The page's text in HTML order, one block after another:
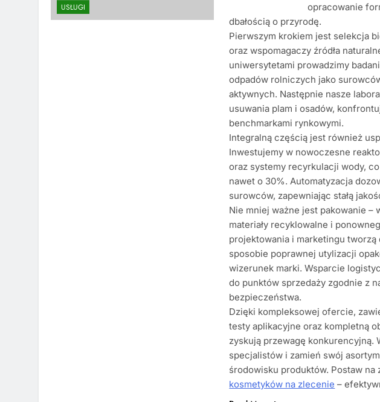
USŁUGI
opracowanie
dbałością o przyrodę.
Pierwszym krokiem jest selekcja
oraz wspomagaczy źródła
uniwersytetami prowadzimy
odpadów rolniczych jako
aktywnych. Następnie nasze
usuwania plam i osadów,
benchmarkami rynkowymi.
Integralną częścią jest również
Inwestujemy w nowoczesne
oraz systemy recyrkulacji wody,
nawet o 30%. Automatyzacja
surowców, zapewniając stałą
Nie mniej ważne jest pakowanie –
materiały recyklowalne i
projektowania i marketingu
sposobie poprawnej utylizacji
wizerunek marki. Wsparcie
do punktów sprzedaży zgodnie z
bezpieczeństwa.
Dzięki kompleksowej ofercie,
testy aplikacyjne oraz kompletną
zyskują przewagę konkurencyjną.
specjalistów i zamień swój
środowisku produktów. Postaw na
kosmetyków na zlecenie –